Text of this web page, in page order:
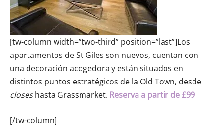
[tw-column width=”two-third” position=”last”]Los
apartamentos de St Giles son nuevos, cuentan con
una decoración acogedora y están situados en
distintos puntos estratégicos de la Old Town, desde
closeshasta Grassmarket. Reserva a partir de £99
[/tw-column]